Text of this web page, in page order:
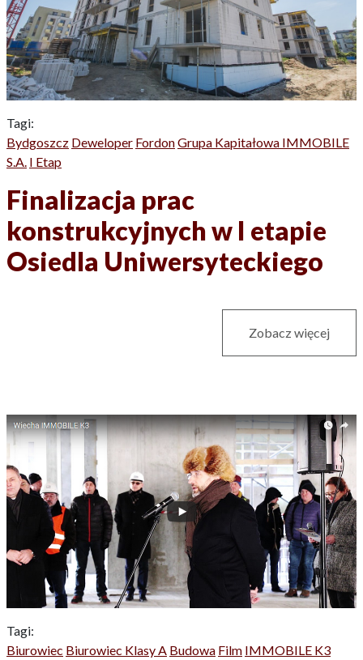
Tagi:
Bydgoszcz Deweloper FordonGrupa Kapitałowa IMMOBILE
S.A. I Etap
Finalizacja prac
konstrukcyjnych w I etapie
Osiedla Uniwersyteckiego
Zobacz więcej
Tagi:
Biurowiec Biurowiec Klasy A Budowa Film IMMOBILE K3